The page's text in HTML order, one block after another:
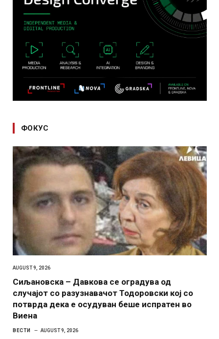
ФОКУС
AUGUST 9, 2026
Сиљановска – Давкова се оградува од
случајот со разузнавачот Тодоровски кој со
потврда дека е осудуван беше испратен во
Виена
ВЕСТИ AUGUST 9, 2026